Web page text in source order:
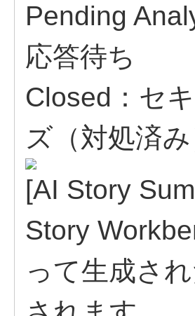
Pending
応答待ち
Closed：セ
ズ（対処済み
[AI Story
Story
って生成さ